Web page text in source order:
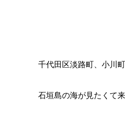
千代田区淡路町、小川
石垣島の海が見たくて来